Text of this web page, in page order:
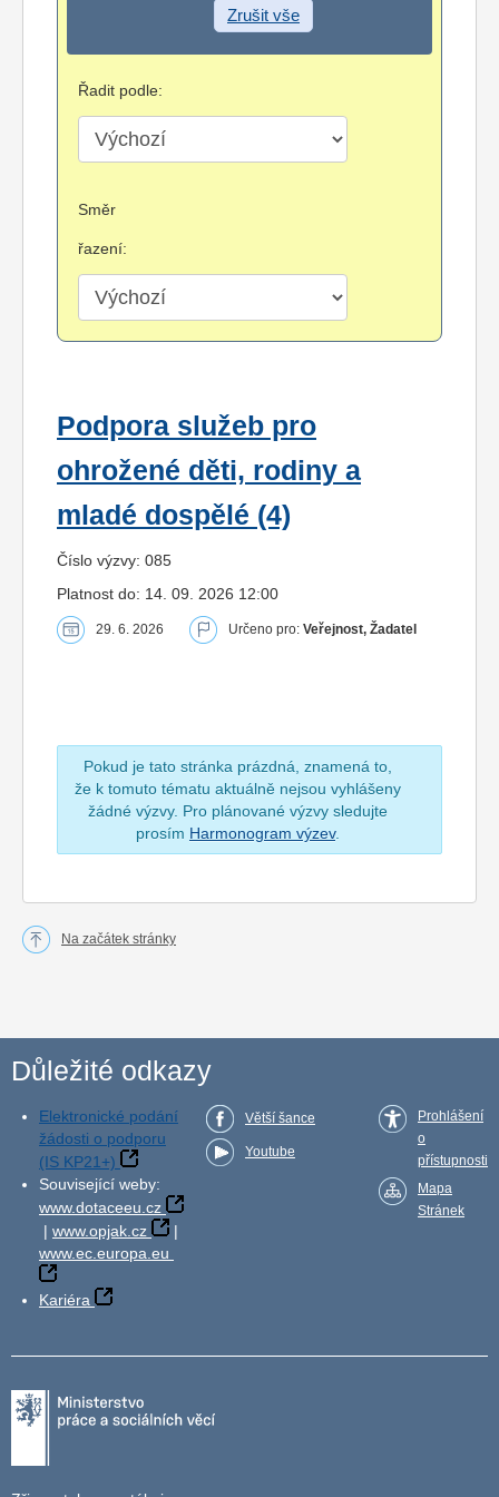
Zrušit vše
Řadit podle:
Směr
řazení:
Podpora služeb pro
ohrožené děti, rodiny a
mladé dospělé (4)
Číslo výzvy: 085
Platnost do: 14. 09. 2026 12:00
29. 6. 2026 Určeno pro: Veřejnost, Žadatel
Pokud je tato stránka prázdná, znamená to,
že k tomuto tématu aktuálně nejsou vyhlášeny
žádné výzvy. Pro plánované výzvy sledujte
prosím Harmonogram výzev.
Na začátek stránky
Důležité odkazy
Elektronické podání
žádosti o podporu
(IS KP21+)
Související weby:
www.dotaceeu.cz
| www.opjak.cz
|
www.ec.europa.eu
Kariéra
Větší šance
Youtube
Prohlášení
o
přístupnosti
Mapa
Stránek